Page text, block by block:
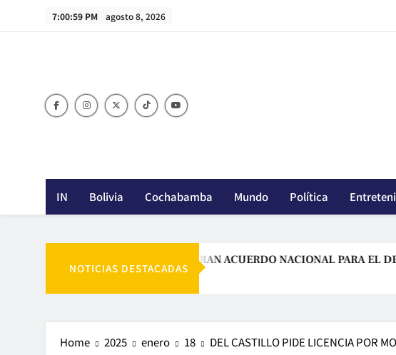
7:01:00 PM agosto 8, 2026
IN Bolivia Cochabamba Mundo Política
NOTICIAS DESTACADAS
PAZ LLAMA A UN GRAN ACUERDO NACIONAL PARA EL
Agosto 7, 2026
Home 2025 enero 18 DEL CASTILLO PIDE LICENCIA POR